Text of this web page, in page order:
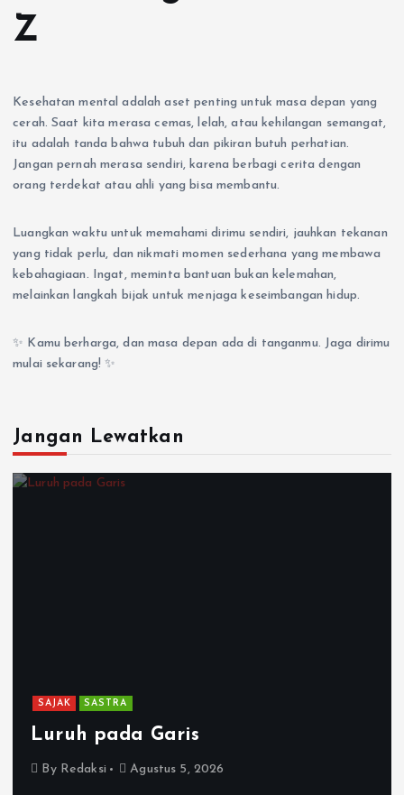
Z
Kesehatan mental adalah aset penting untuk masa depan yang
cerah. Saat kita merasa cemas, lelah, atau kehilangan semangat,
itu adalah tanda bahwa tubuh dan pikiran butuh perhatian.
Jangan pernah merasa sendiri, karena berbagi cerita dengan
orang terdekat atau ahli yang bisa membantu.
Luangkan waktu untuk memahami dirimu sendiri, jauhkan tekanan
yang tidak perlu, dan nikmati momen sederhana yang membawa
kebahagiaan. Ingat, meminta bantuan bukan kelemahan,
melainkan langkah bijak untuk menjaga keseimbangan hidup.
✨ Kamu berharga, dan masa depan ada di tanganmu. Jaga dirimu
mulai sekarang! ✨
Jangan Lewatkan
SAJAK SASTRA
Luruh pada Garis
By Redaksi Agustus 5, 2026